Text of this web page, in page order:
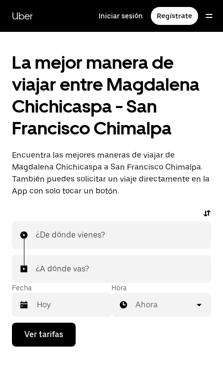
contenido
principal
Uber Iniciar sesión Regístrate
La mejor manera de
viajar entre Magdalena
Chichicaspa - San
Francisco Chimalpa
Encuentra las mejores maneras de viajar de
Magdalena Chichicaspa a San Francisco Chimalpa.
También puedes solicitar un viaje directamente en la
App con solo tocar un botón.
¿De dónde vienes?
¿A dónde vas?
Fecha
Presiona
flecha
Hora
Ahora
Ver tarifas